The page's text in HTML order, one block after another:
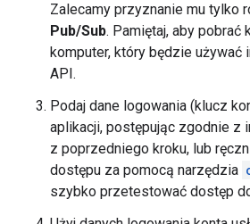
Zalecamy przyznanie mu tylko
Pub/Sub. Pamiętaj, aby pobrać
komputer, który będzie używać
API.
Podaj dane logowania (klucz
aplikacji, postępując zgodnie z
z poprzedniego kroku, lub
dostępu za pomocą narzędzia
szybko przetestować dostęp